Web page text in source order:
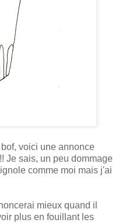
voici une annonce
Je sais, un peu dommage
comme moi mais j'ai
mieux quand il
plus en fouillant les